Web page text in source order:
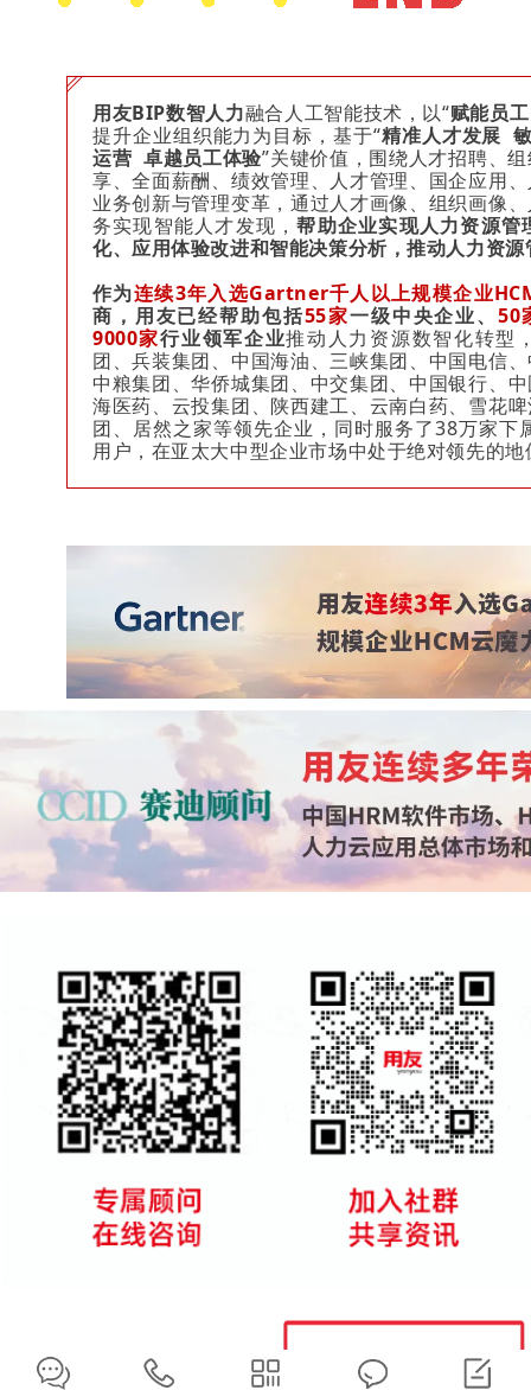
用友BIP数智人力融合人工智能技术，以“赋能员
提升企业组织能力为目标，基于“精准人才发展
运营 卓越员工体验”关键价值，围绕人才招聘、
享、全面薪酬、绩效管理、人才管理、国企应用
业务创新与管理变革，通过人才画像、组织画像
务实现智能人才发现，帮助企业实现人力资源管
化、应用体验改进和智能决策分析，推动人力资
作为连续3年入选Gartner千人以上规模企业
商 ，用友已经帮助包括55家一级中央企业、 50
9000家行业领军企业推动人力资源数智化转型
团、兵装集团、中国海油、三峡集团、中国电信
中粮集团、华侨城集团、中交集团、中国银行、
海医药、云投集团、陕西建工、云南白药、雪花
团、居然之家等领先企业，同时服务了38万家下
用户，在亚太大中型企业市场中处于绝对领先的地